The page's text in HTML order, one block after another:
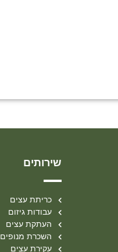
שירותים
כריתת עצים
עבודות גיזום
העתקת עצים
השכרת מנופים
עקירת עצים